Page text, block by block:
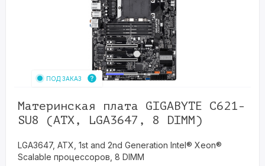
ПОД ЗАКАЗ
Материнская плата GIGABYTE C621-
SU8 (ATX, LGA3647, 8 DIMM)
LGA3647, ATX, 1st and 2nd Generation Intel® Xeon®
Scalable процессоров, 8 DIMM